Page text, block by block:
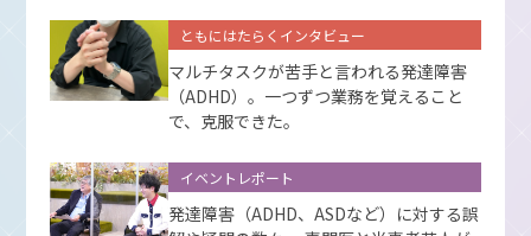
ともにはたらくインタビュー
マルチタスクが苦手と言われる発達障害
（ADHD）。一つずつ業務を覚えること
で、克服できた。
イベントレポート
発達障害（ADHD、ASDなど）に対する誤